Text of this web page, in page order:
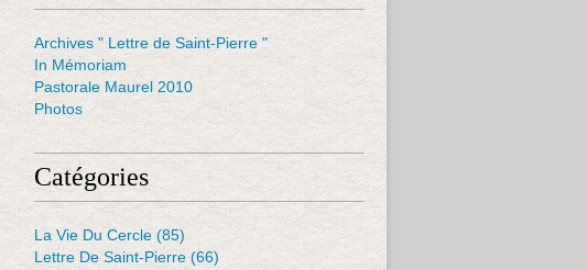
Archives " Lettre de Saint-Pierre "
In Mémoriam
Pastorale Maurel 2010
Photos
Catégories
La Vie Du Cercle (85)
Lettre De Saint-Pierre (66)